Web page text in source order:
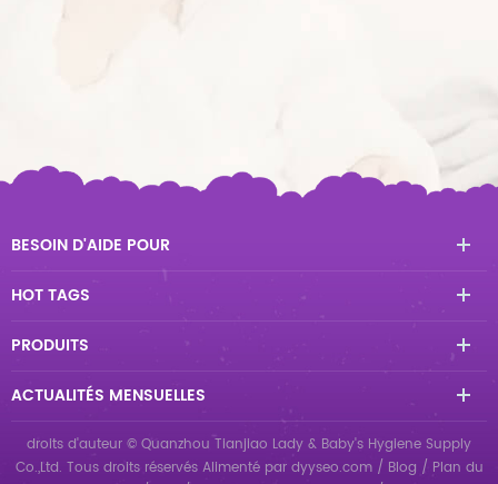
BESOIN D'AIDE POUR
HOT TAGS
PRODUITS
ACTUALITÉS MENSUELLES
droits d'auteur © Quanzhou Tianjiao Lady & Baby's Hygiene Supply
Co.,Ltd. Tous droits réservés Alimenté par dyyseo.com / Blog / Plan du